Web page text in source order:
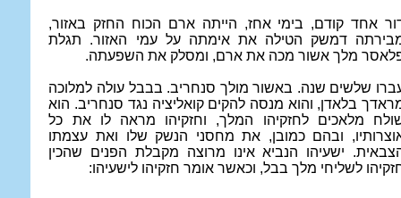
אחד קודם, בימי אחז, הייתה ארם הכוח החזק באזור,
דמשק הטילה את אימתה על עמי האזור. תגלת
מלך אשור מכה את ארם, ומסלק את השפעתה.
שלשים שנה. באשור מולך סנחריב. בבבל עולה למלוכה
בלאדן, והוא מנסה להקים קואליציה נגד סנחריב. הוא
מלאכים לחזקיהו המלך, וחזקיהו מראה לו את כל
ובהם כמובן, את מחסני הנשק שלו ואת עצמתו
ישעיהו הנביא אינו מרוצה מקבלת הפנים שהכין
לשליחי מלך בבל, וכאשר אומר חזקיהו לישעיהו: